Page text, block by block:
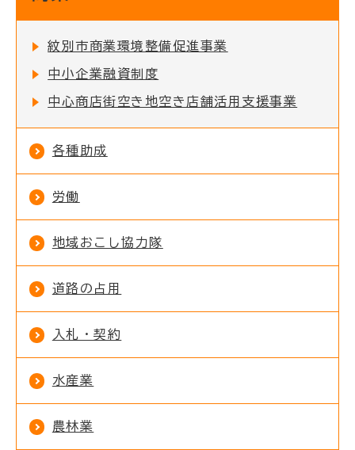
紋別市商業環境整備促進事業
中小企業融資制度
中心商店街空き地空き店舗活用支援事業
各種助成
労働
地域おこし協力隊
道路の占用
入札・契約
水産業
農林業